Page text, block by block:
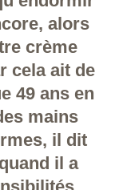
alors
crème
cela ait de
49 ans en
mains
il dit
il a